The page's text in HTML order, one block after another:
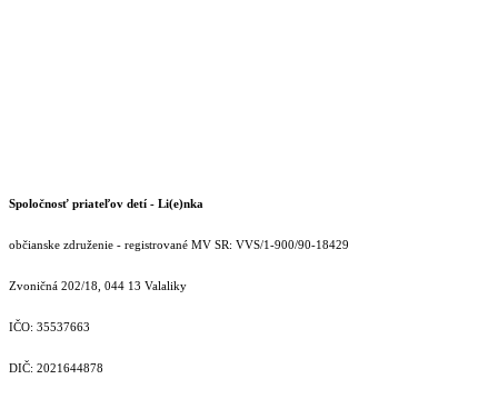
Spoločnosť priateľov detí - Li(e)nka
občianske združenie - registrované MV SR: VVS/1-900/90-18429
Zvoničná 202/18, 044 13 Valaliky
IČO: 35537663
DIČ: 2021644878